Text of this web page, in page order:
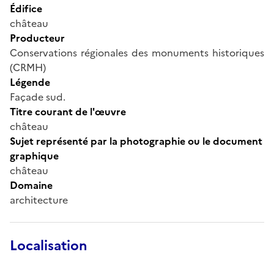
Édifice
château
Producteur
Conservations régionales des monuments historiques
(CRMH)
Légende
Façade sud.
Titre courant de l'œuvre
château
Sujet représenté par la photographie ou le document
graphique
château
Domaine
architecture
Localisation